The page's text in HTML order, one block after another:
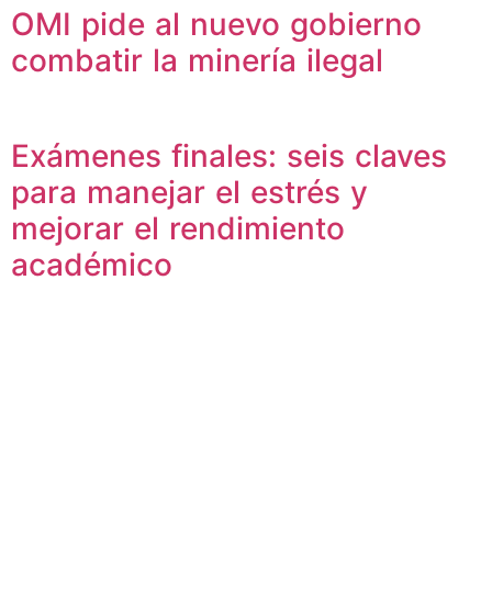
OMI pide al nuevo gobierno
combatir la minería ilegal
Exámenes finales: seis claves
para manejar el estrés y
mejorar el rendimiento
académico